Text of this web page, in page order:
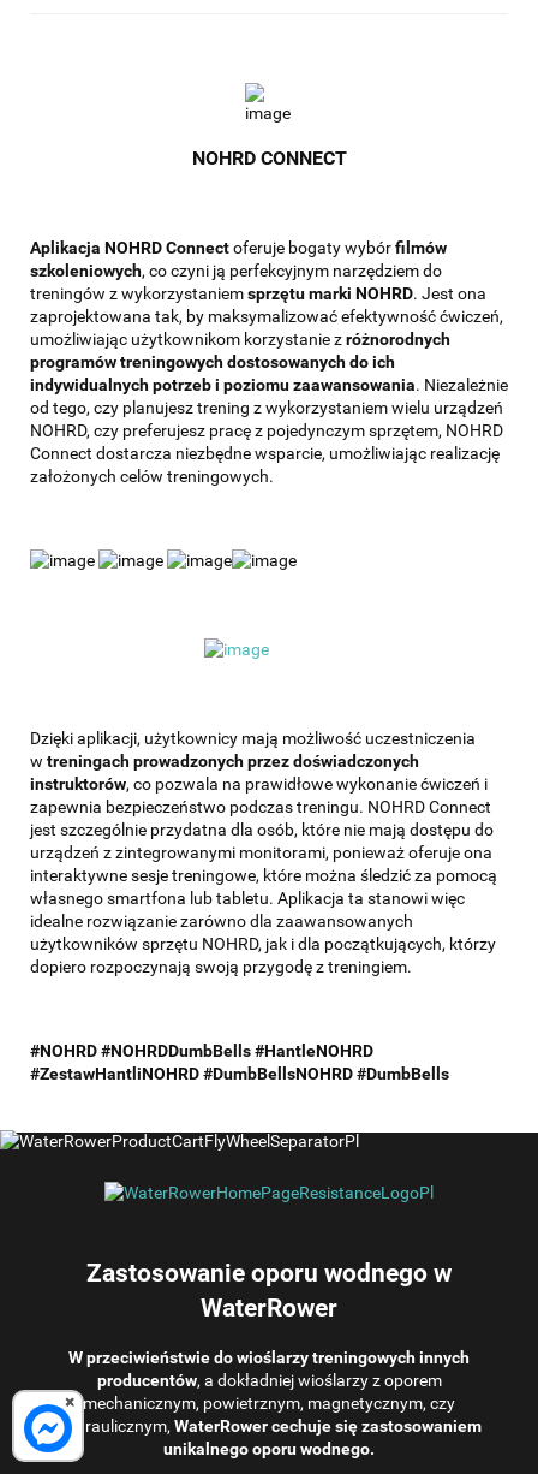
×
NOHRD CONNECT
Aplikacja NOHRD Connectoferuje bogaty wybórfilmów
szkoleniowych, co czyni ją perfekcyjnym narzędziem do
treningów z wykorzystaniemsprzętu marki NOHRD. Jest ona
zaprojektowana tak, by maksymalizować efektywność ćwiczeń,
umożliwiając użytkownikom korzystanie zróżnorodnych
programów treningowych dostosowanych do ich
indywidualnych potrzeb i poziomu zaawansowania. Niezależnie
od tego, czy planujesz trening z wykorzystaniem wielu urządzeń
NOHRD, czy preferujesz pracę z pojedynczym sprzętem, NOHRD
Connect dostarcza niezbędne wsparcie, umożliwiając realizację
założonych celów treningowych.
Dzięki aplikacji, użytkownicy mają możliwość uczestniczenia
w treningach prowadzonych przez doświadczonych
instruktorów, co pozwala na prawidłowe wykonanie ćwiczeń i
zapewnia bezpieczeństwo podczas treningu. NOHRD Connect
jest szczególnie przydatna dla osób, które nie mają dostępu do
urządzeń z zintegrowanymi monitorami, ponieważ oferuje ona
interaktywne sesje treningowe, które można śledzić za pomocą
własnego smartfona lub tabletu. Aplikacja ta stanowi więc
idealne rozwiązanie zarówno dla zaawansowanych
użytkowników sprzętu NOHRD, jak i dla początkujących, którzy
dopiero rozpoczynają swoją przygodę z treningiem.
#NOHRD #NOHRDDumbBells #HantleNOHRD
#ZestawHantliNOHRD #DumbBellsNOHRD #DumbBells
Zastosowanie oporu wodnego w
WaterRower
W przeciwieństwie do wioślarzy treningowych innych
producentów, a dokładniej wioślarzy z oporem
mechanicznym, powietrznym, magnetycznym, czy
hydraulicznym, WaterRower cechuje się zastosowaniem
unikalnego oporu wodnego.